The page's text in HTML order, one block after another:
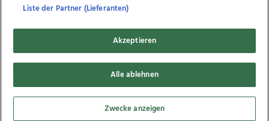
Copyrights © 2026 Tips Zeitungs GmbH & Co KG
developed by
Liste der Partner (Lieferanten)
Akzeptieren
Alle ablehnen
Zwecke anzeigen